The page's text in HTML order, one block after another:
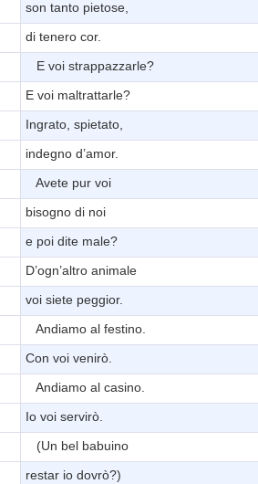
son tanto pietose,
di tenero cor.
E voi strappazzarle?
E voi maltrattarle?
Ingrato, spietato,
indegno d’amor.
Avete pur voi
bisogno di noi
e poi dite male?
D’ogn’altro animale
voi siete peggior.
Andiamo al festino.
Con voi venirò.
Andiamo al casino.
Io voi servirò.
(Un bel babuino
restar io dovrò?)